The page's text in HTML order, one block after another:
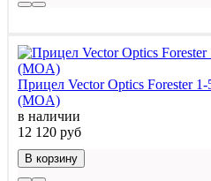
Прицел Vector Optics Forester
(MOA)
в наличии
12 120 руб
В корзину